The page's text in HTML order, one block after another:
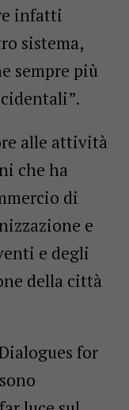
infatti
sistema,
sempre più
alle attività
che ha
di
e
e degli
della città
for